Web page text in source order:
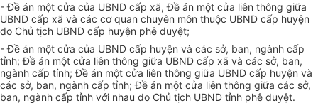
- Đề án một cửa của UBND cấp xã, Đề án một cửa liên thông giữa
UBND cấp xã và các cơ quan chuyên môn thuộc UBND cấp huyện
do Chủ tịch UBND cấp huyện phê duyệt;
- Đề án một cửa của UBND cấp huyện và các sở, ban, ngành cấp
tỉnh; Đề án một cửa liên thông giữa UBND cấp xã và các sở, ban,
ngành cấp tỉnh; Đề án một cửa liên thông giữa UBND cấp huyện và
các sở, ban, ngành cấp tỉnh; Đề án một cửa liên thông giữa các sở,
ban, ngành cấp tỉnh với nhau do Chủ tịch UBND tỉnh phê duyệt.